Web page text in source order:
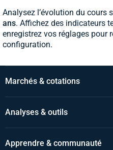
Analysez l’évolution du cours
ans. Affichez des indicateurs
enregistrez vos réglages pour
configuration.
Marchés & cotations
Analyses & outils
Apprendre & communauté